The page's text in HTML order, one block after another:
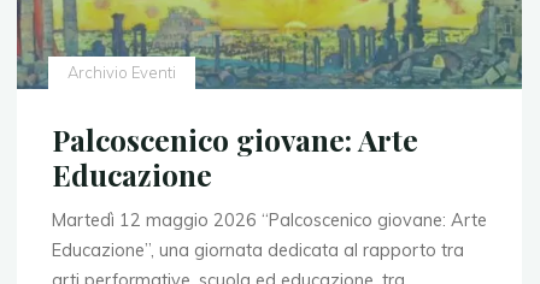
Archivio Eventi
Palcoscenico giovane: Arte
Educazione
Martedì 12 maggio 2026 “Palcoscenico giovane: Arte
Educazione”, una giornata dedicata al rapporto tra